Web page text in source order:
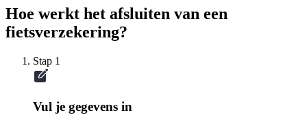
Hoe werkt het afsluiten van een
fietsverzekering?
Stap 1
Vul je gegevens in